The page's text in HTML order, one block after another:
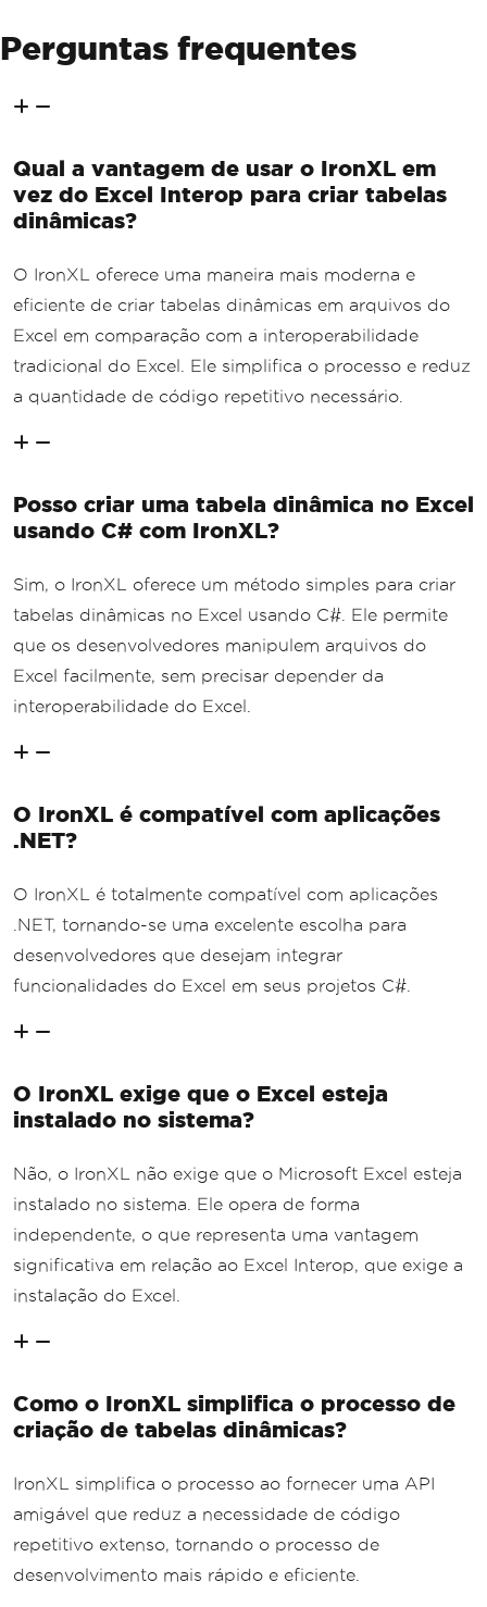
Perguntas frequentes
Qual a vantagem de usar o IronXL em
vez do Excel Interop para criar tabelas
dinâmicas?
O IronXL oferece uma maneira mais moderna e
eficiente de criar tabelas dinâmicas em arquivos do
Excel em comparação com a interoperabilidade
tradicional do Excel. Ele simplifica o processo e reduz
a quantidade de código repetitivo necessário.
Posso criar uma tabela dinâmica no Excel
usando C# com IronXL?
Sim, o IronXL oferece um método simples para criar
tabelas dinâmicas no Excel usando C#. Ele permite
que os desenvolvedores manipulem arquivos do
Excel facilmente, sem precisar depender da
interoperabilidade do Excel.
O IronXL é compatível com aplicações
.NET?
O IronXL é totalmente compatível com aplicações
.NET, tornando-se uma excelente escolha para
desenvolvedores que desejam integrar
funcionalidades do Excel em seus projetos C#.
O IronXL exige que o Excel esteja
instalado no sistema?
Não, o IronXL não exige que o Microsoft Excel esteja
instalado no sistema. Ele opera de forma
independente, o que representa uma vantagem
significativa em relação ao Excel Interop, que exige a
instalação do Excel.
Como o IronXL simplifica o processo de
criação de tabelas dinâmicas?
IronXL simplifica o processo ao fornecer uma API
amigável que reduz a necessidade de código
repetitivo extenso, tornando o processo de
desenvolvimento mais rápido e eficiente.